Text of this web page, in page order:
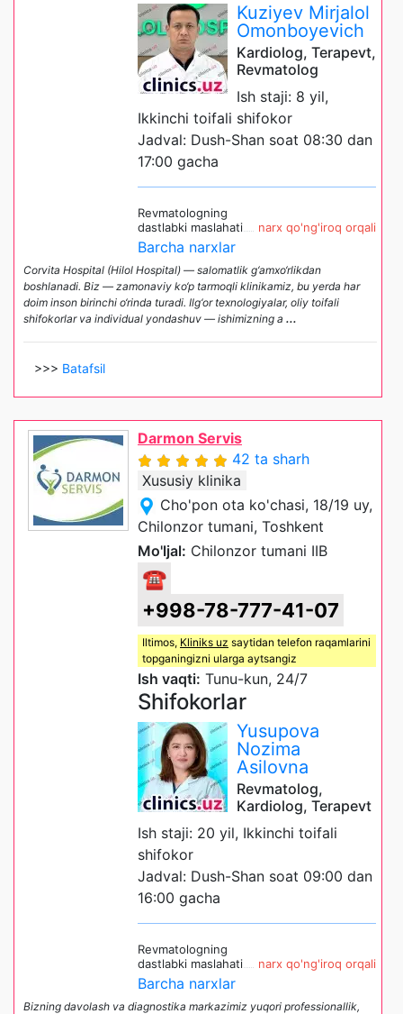
Kuziyev Mirjalol
Omonboyevich
Kardiolog, Terapevt,
Revmatolog
Ish staji: 8 yil,
Ikkinchi toifali shifokor
Jadval: Dush-Shan soat 08:30 dan
17:00 gacha
Revmatologning
dastlabki maslahati
narx qo'ng'iroq orqali
Barcha narxlar
Corvita Hospital (Hilol Hospital) — salomatlik g‘amxo‘rlikdan
boshlanadi. Biz — zamonaviy ko‘p tarmoqli klinikamiz, bu yerda har
doim inson birinchi o‘rinda turadi. Ilg‘or texnologiyalar, oliy toifali
shifokorlar va individual yondashuv — ishimizning a ...
>>> Batafsil
Darmon Servis
42 ta sharh
Xususiy klinika
Cho'pon ota ko'chasi, 18/19 uy,
Chilonzor tumani, Toshkent
Mo'ljal: Chilonzor tumani IIB
☎
+998-78-777-41-07
Iltimos, Kliniks uz saytidan telefon raqamlarini
topganingizni ularga aytsangiz
Ish vaqti: Tunu-kun, 24/7
Shifokorlar
Yusupova
Nozima
Asilovna
Revmatolog,
Kardiolog, Terapevt
Ish staji: 20 yil, Ikkinchi toifali
shifokor
Jadval: Dush-Shan soat 09:00 dan
16:00 gacha
Revmatologning
dastlabki maslahati
narx qo'ng'iroq orqali
Barcha narxlar
Bizning davolash va diagnostika markazimiz yuqori professionallik,